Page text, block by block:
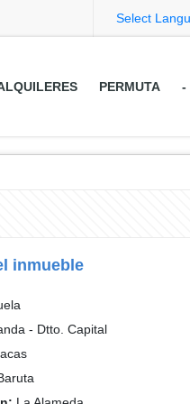
Select
PERMUTA -
inmueble
- Dtto. Capital